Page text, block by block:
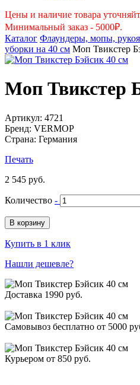
Цены и наличие товара
Минимальный заказ - 5000₽.
Каталог Флаундеры, мопы,
уборки на 40 см Моп Твикстер
Моп Твикстер
Артикул: 4721
Бренд: VERMOP
Страна: Германия
Печать
2 545 руб.
Количество -
В корзину
Купить в 1 клик
Нашли дешевле?
Доставка 1990 руб.
Самовывоз бесплатно от 5000
Курьером от 850 руб.